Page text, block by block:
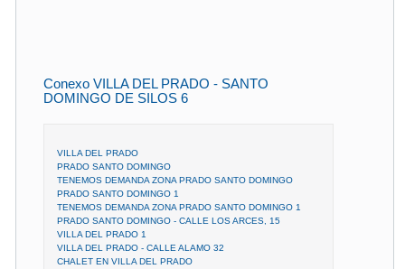
Conexo VILLA DEL PRADO - SANTO
DOMINGO DE SILOS 6
VILLA DEL PRADO
PRADO SANTO DOMINGO
TENEMOS DEMANDA ZONA PRADO SANTO DOMINGO
PRADO SANTO DOMINGO 1
TENEMOS DEMANDA ZONA PRADO SANTO DOMINGO 1
PRADO SANTO DOMINGO - CALLE LOS ARCES, 15
VILLA DEL PRADO 1
VILLA DEL PRADO - CALLE ALAMO 32
CHALET EN VILLA DEL PRADO